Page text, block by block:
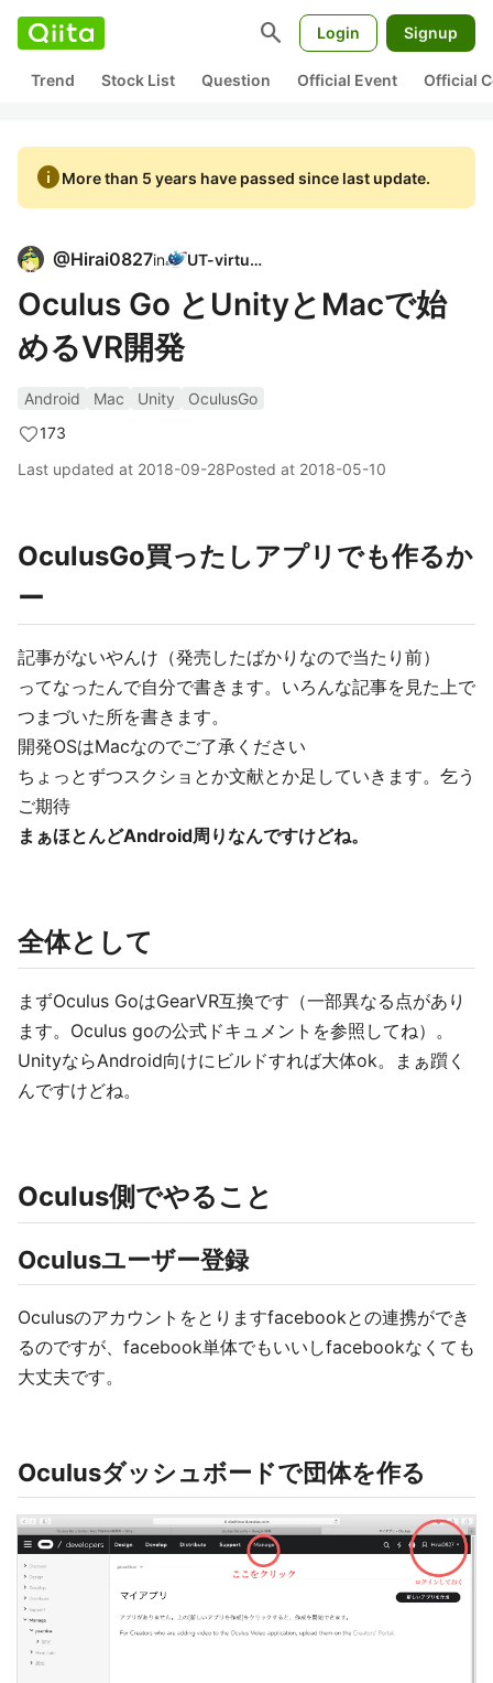
search Login Signup
Trend Stock List Question Official Event Official
infoMore than 5 years have passed since last update.
@Hirai0827in UT-virtual
Oculus Go とUnityとMacで始
めるVR開発
Android Mac Unity
OculusGo
173
Last updated at 2018-09-28Posted at 2018-05-10
OculusGo買ったしアプリでも作るか
ー
記事がないやんけ（発売したばかりなので当たり前）
ってなったんで自分で書きます。いろんな記事を見た上で
つまづいた所を書きます。
開発OSはMacなのでご了承ください
ちょっとずつスクショとか文献とか足していきます。乞う
ご期待
まぁほとんどAndroid周りなんですけどね。
全体として
まずOculus GoはGearVR互換です（一部異なる点があり
ます。Oculus goの公式ドキュメントを参照してね）。
UnityならAndroid向けにビルドすれば大体ok。まぁ躓く
んですけどね。
Oculus側でやること
Oculusユーザー登録
Oculusのアカウントをとりますfacebookとの連携ができ
るのですが、facebook単体でもいいしfacebookなくても
大丈夫です。
Oculusダッシュボードで団体を作る